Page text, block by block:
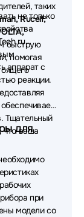
таких
Rucelf,
быструю
помогая
не только
аппарат с
реакции.
Тщательный
что ваша
для
при
модели со